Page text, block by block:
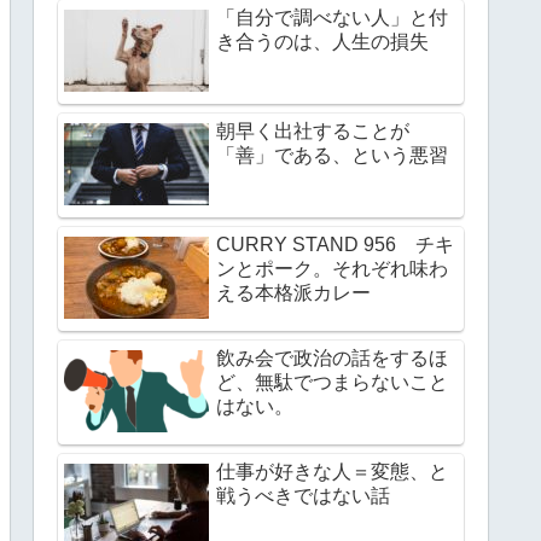
「自分で調べない人」と付
き合うのは、人生の損失
朝早く出社することが
「善」である、という悪習
CURRY STAND 956 チキ
ンとポーク。それぞれ味わ
える本格派カレー
飲み会で政治の話をするほ
ど、無駄でつまらないこと
はない。
仕事が好きな人＝変態、と
戦うべきではない話